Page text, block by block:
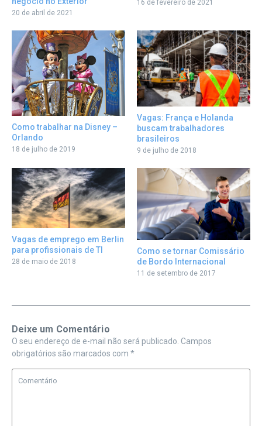
20 de abril de 2021
16 de fevereiro de 2021
Como trabalhar na Disney –
Orlando
18 de julho de 2019
Vagas: França e Holanda
buscam trabalhadores
brasileiros
9 de julho de 2018
Vagas de emprego em Berlin
para profissionais de TI
28 de maio de 2018
Como se tornar Comissário
de Bordo Internacional
11 de setembro de 2017
Deixe um Comentário
O seu endereço de e-mail não será publicado. Campos
obrigatórios são marcados com *